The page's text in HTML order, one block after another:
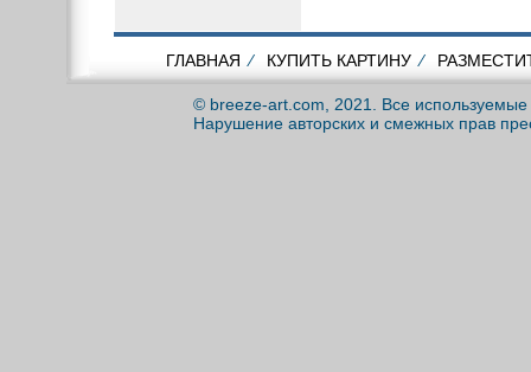
ГЛАВНАЯ ⁄ КУПИТЬ КАРТИНУ ⁄
© breeze-art.com, 2021. Все
Нарушение авторских и смежных прав